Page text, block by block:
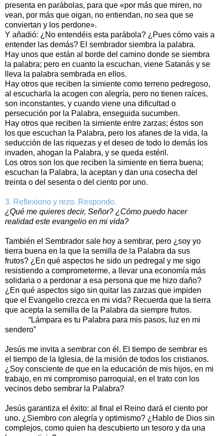
presenta en parábolas, para que «por más que miren, no
vean, por más que oigan, no entiendan, no sea que se
conviertan y los perdone».
Y añadió: ¿No entendéis esta parábola? ¿Pues cómo vais a
entender las demás? El sembrador siembra la palabra.
Hay unos que están al borde del camino donde se siembra
la palabra; pero en cuanto la escuchan, viene Satanás y se
lleva la palabra sembrada en ellos.
Hay otros que reciben la simiente como terreno pedregoso,
al escucharla la acogen con alegría, pero no tienen raíces,
son inconstantes, y cuando viene una dificultad o
persecución por la Palabra, enseguida sucumben.
Hay otros que reciben la simiente entre zarzas; éstos son
los que escuchan la Palabra, pero los afanes de la vida, la
seducción de las riquezas y el deseo de todo lo demás los
invaden, ahogan la Palabra, y se queda estéril.
Los otros son los que reciben la simiente en tierra buena;
escuchan la Palabra, la aceptan y dan una cosecha del
treinta o del sesenta o del ciento por uno.
3. Reflexiono y rezo. Respondo.
¿Qué me quieres decir, Señor? ¿Cómo puedo hacer
realidad este evangelio en mi vida?
También el Sembrador sale hoy a sembrar, pero ¿soy yo
tierra buena en la que la semilla de la Palabra da sus
frutos? ¿En qué aspectos he sido un pedregal y me sigo
resistiendo a comprometerme, a llevar una economía más
solidaria o a perdonar a esa persona que me hizo daño?
¿En qué aspectos sigo sin quitar las zarzas que impiden
que el Evangelio crezca en mi vida? Recuerda que la tierra
que acepta la semilla de la Palabra da siempre frutos.
“Lámpara es tu Palabra para mis pasos, luz en mi
sendero”
Jesús me invita a sembrar con él. El tiempo de sembrar es
el tiempo de la Iglesia, de la misión de todos los cristianos.
¿Soy consciente de que en la educación de mis hijos, en mi
trabajo, en mi compromiso parroquial, en el trato con los
vecinos debo sembrar la Palabra?
Jesús garantiza el éxito: al final el Reino dará el ciento por
uno. ¿Siembro con alegría y optimismo? ¿Hablo de Dios sin
complejos, como quien ha descubierto un tesoro y da una